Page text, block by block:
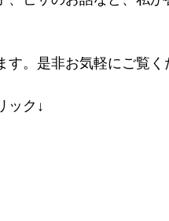
す。是非お気軽にご
ック↓